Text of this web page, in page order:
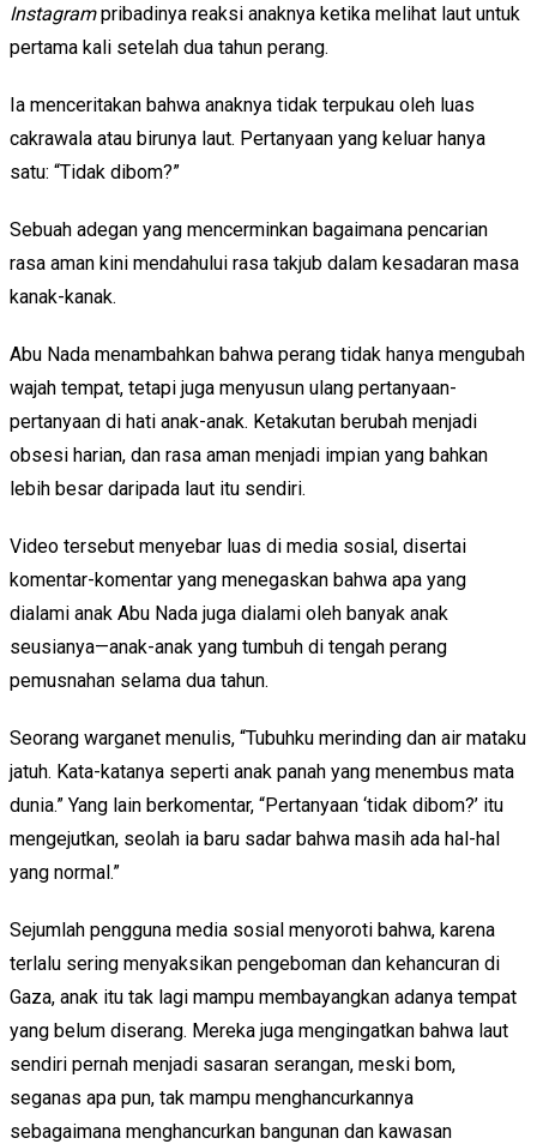
Instagrampribadinya reaksi anaknya ketika melihat laut untuk
pertama kali setelah dua tahun perang.
Ia menceritakan bahwa anaknya tidak terpukau oleh luas
cakrawala atau birunya laut. Pertanyaan yang keluar hanya
satu: “Tidak dibom?”
Sebuah adegan yang mencerminkan bagaimana pencarian
rasa aman kini mendahului rasa takjub dalam kesadaran masa
kanak-kanak.
Abu Nada menambahkan bahwa perang tidak hanya mengubah
wajah tempat, tetapi juga menyusun ulang pertanyaan-
pertanyaan di hati anak-anak. Ketakutan berubah menjadi
obsesi harian, dan rasa aman menjadi impian yang bahkan
lebih besar daripada laut itu sendiri.
Video tersebut menyebar luas di media sosial, disertai
komentar-komentar yang menegaskan bahwa apa yang
dialami anak Abu Nada juga dialami oleh banyak anak
seusianya—anak-anak yang tumbuh di tengah perang
pemusnahan selama dua tahun.
Seorang warganet menulis, “Tubuhku merinding dan air mataku
jatuh. Kata-katanya seperti anak panah yang menembus mata
dunia.” Yang lain berkomentar, “Pertanyaan ‘tidak dibom?’ itu
mengejutkan, seolah ia baru sadar bahwa masih ada hal-hal
yang normal.”
Sejumlah pengguna media sosial menyoroti bahwa, karena
terlalu sering menyaksikan pengeboman dan kehancuran di
Gaza, anak itu tak lagi mampu membayangkan adanya tempat
yang belum diserang. Mereka juga mengingatkan bahwa laut
sendiri pernah menjadi sasaran serangan, meski bom,
seganas apa pun, tak mampu menghancurkannya
sebagaimana menghancurkan bangunan dan kawasan